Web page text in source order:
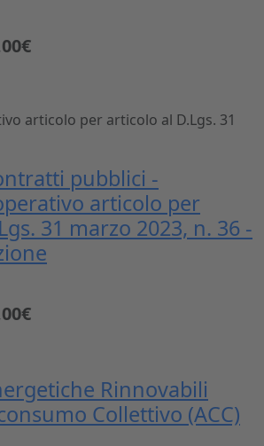
articolo per articolo al D.Lgs. 31
pubblici -
articolo per
31 marzo 2023, n. 36 -
Rinnovabili
Collettivo (ACC)